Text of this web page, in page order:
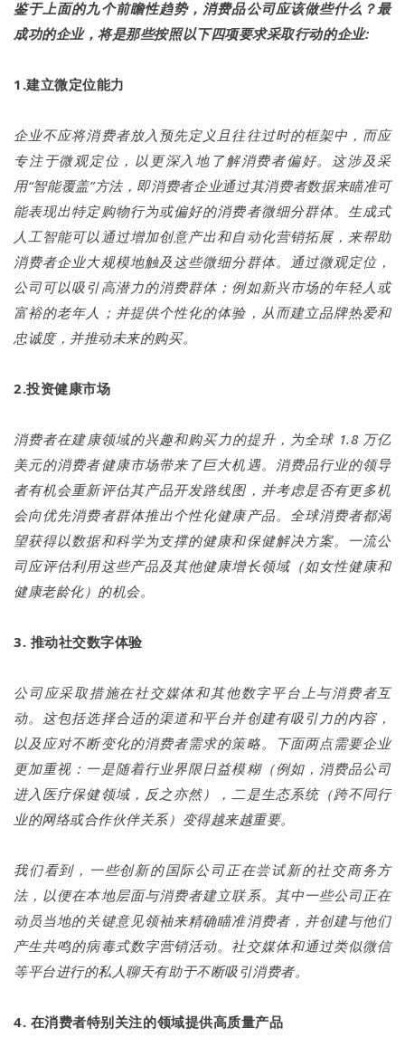
鉴于上面的九个前瞻性趋势，消费品公司应该做些什么？最
成功的企业，将是那些按照以下四项要求采取行动的企业:
1.建立微定位能力
企业不应将消费者放入预先定义且往往过时的框架中，而应
专注于微观定位，以更深入地了解消费者偏好。这涉及采
用“智能覆盖”方法，即消费者企业通过其消费者数据来瞄准可
能表现出特定购物行为或偏好的消费者微细分群体。生成式
人工智能可以通过增加创意产出和自动化营销拓展，来帮助
消费者企业大规模地触及这些微细分群体。通过微观定位，
公司可以吸引高潜力的消费群体；例如新兴市场的年轻人或
富裕的老年人；并提供个性化的体验，从而建立品牌热爱和
忠诚度，并推动未来的购买。
2.投资健康市场
消费者在建康领域的兴趣和购买力的提升，为全球 1.8 万亿
美元的消费者健康市场带来了巨大机遇。消费品行业的领导
者有机会重新评估其产品开发路线图，并考虑是否有更多机
会向优先消费者群体推出个性化健康产品。全球消费者都渴
望获得以数据和科学为支撑的健康和保健解决方案。一流公
司应评估利用这些产品及其他健康增长领域（如女性健康和
健康老龄化）的机会。
3. 推动社交数字体验
公司应采取措施在社交媒体和其他数字平台上与消费者互
动。这包括选择合适的渠道和平台并创建有吸引力的内容，
以及应对不断变化的消费者需求的策略。下面两点需要企业
更加重视：一是随着行业界限日益模糊（例如，消费品公司
进入医疗保健领域，反之亦然），二是生态系统（跨不同行
业的网络或合作伙伴关系）变得越来越重要。
我们看到，一些创新的国际公司正在尝试新的社交商务方
法，以便在本地层面与消费者建立联系。其中一些公司正在
动员当地的关键意见领袖来精确瞄准消费者，并创建与他们
产生共鸣的病毒式数字营销活动。社交媒体和通过类似微信
等平台进行的私人聊天有助于不断吸引消费者。
4. 在消费者特别关注的领域提供高质量产品